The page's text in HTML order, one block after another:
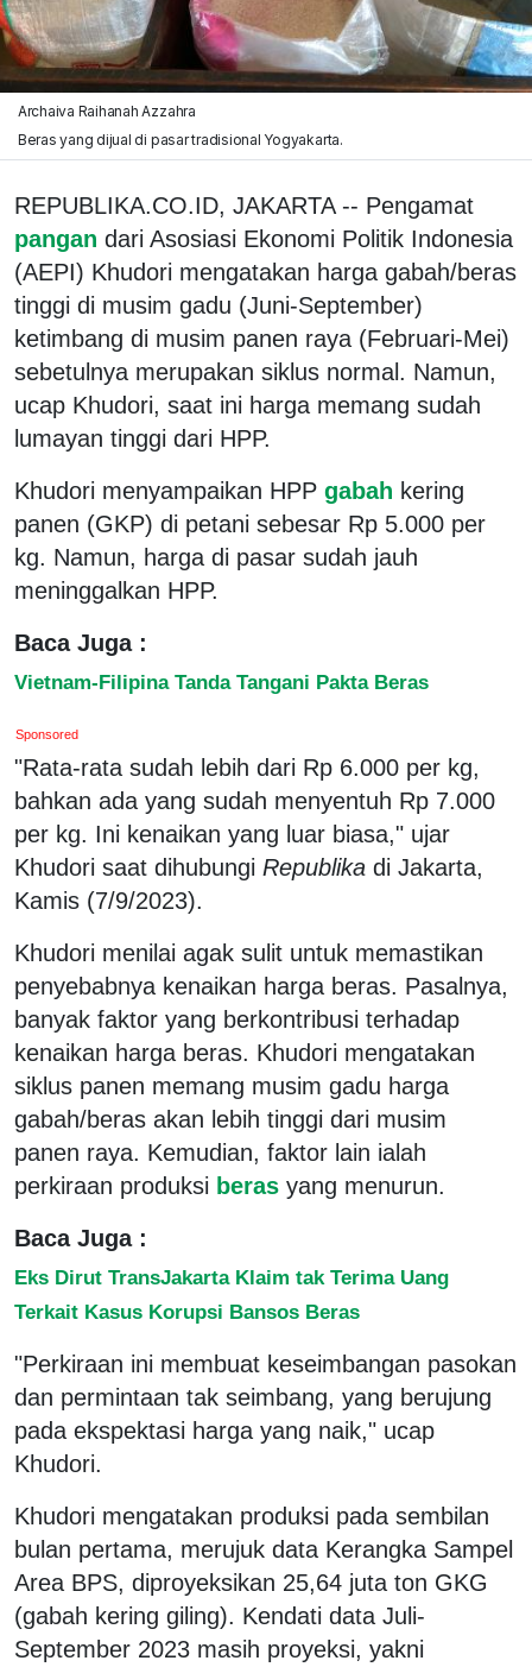
Archaiva Raihanah Azzahra
Beras yang dijual di pasar tradisional Yogyakarta.
REPUBLIKA.CO.ID, JAKARTA -- Pengamat
pangan dari Asosiasi Ekonomi Politik Indonesia
(AEPI) Khudori mengatakan harga gabah/beras
tinggi di musim gadu (Juni-September)
ketimbang di musim panen raya (Februari-Mei)
sebetulnya merupakan siklus normal. Namun,
ucap Khudori, saat ini harga memang sudah
lumayan tinggi dari HPP.
Khudori menyampaikan HPP gabah kering
panen (GKP) di petani sebesar Rp 5.000 per
kg. Namun, harga di pasar sudah jauh
meninggalkan HPP.
Baca Juga :
Vietnam-Filipina Tanda Tangani Pakta Beras
Sponsored
"Rata-rata sudah lebih dari Rp 6.000 per kg,
bahkan ada yang sudah menyentuh Rp 7.000
per kg. Ini kenaikan yang luar biasa," ujar
Khudori saat dihubungi Republika di Jakarta,
Kamis (7/9/2023).
Khudori menilai agak sulit untuk memastikan
penyebabnya kenaikan harga beras. Pasalnya,
banyak faktor yang berkontribusi terhadap
kenaikan harga beras. Khudori mengatakan
siklus panen memang musim gadu harga
gabah/beras akan lebih tinggi dari musim
panen raya. Kemudian, faktor lain ialah
perkiraan produksi beras yang menurun.
Baca Juga :
Eks Dirut TransJakarta Klaim tak Terima Uang
Terkait Kasus Korupsi Bansos Beras
"Perkiraan ini membuat keseimbangan pasokan
dan permintaan tak seimbang, yang berujung
pada ekspektasi harga yang naik," ucap
Khudori.
Khudori mengatakan produksi pada sembilan
bulan pertama, merujuk data Kerangka Sampel
Area BPS, diproyeksikan 25,64 juta ton GKG
(gabah kering giling). Kendati data Juli-
September 2023 masih proyeksi, yakni